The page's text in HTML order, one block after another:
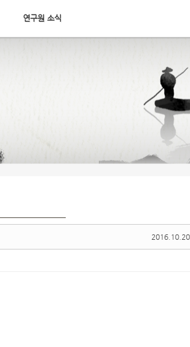
연구원 소식
2016.10.20